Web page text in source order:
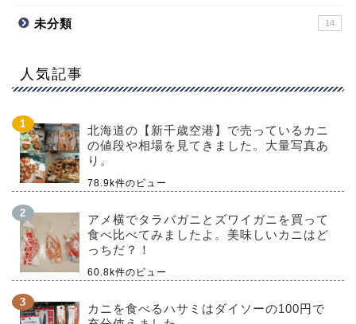
未分類 14
人気記事
北海道の【新千歳空港】で売っているカニ
の値段や相場を見てきました。大量写真あ
り。
78.9k件のビュー
アメ横でタラバガニとズワイガニを買って
食べ比べてみましたよ。美味しいカニはど
っちだ？！
60.8k件のビュー
カニを食べるハサミはダイソーの100円で